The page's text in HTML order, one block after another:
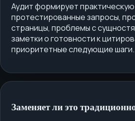
Аудит формирует
протестированные запросы,
страницы, проблемы с
заметки о готовности к
приоритетные следующие шаги.
Заменяет ли это